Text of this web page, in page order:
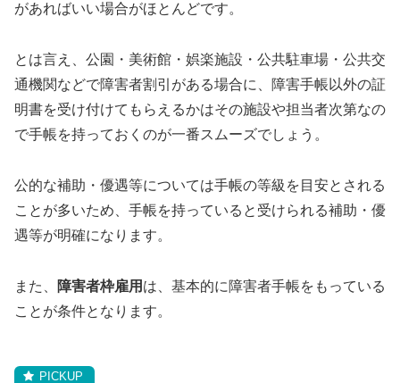
があればいい場合がほとんどです。
とは言え、公園・美術館・娯楽施設・公共駐車場・公共交
通機関などで障害者割引がある場合に、障害手帳以外の証
明書を受け付けてもらえるかはその施設や担当者次第なの
で手帳を持っておくのが一番スムーズでしょう。
公的な補助・優遇等については手帳の等級を目安とされる
ことが多いため、手帳を持っていると受けられる補助・優
遇等が明確になります。
また、 障害者枠雇用 は、基本的に障害者手帳をもっている
ことが条件となります。